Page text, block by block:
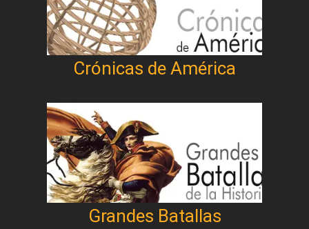
Crónicas de América
Grandes Batallas